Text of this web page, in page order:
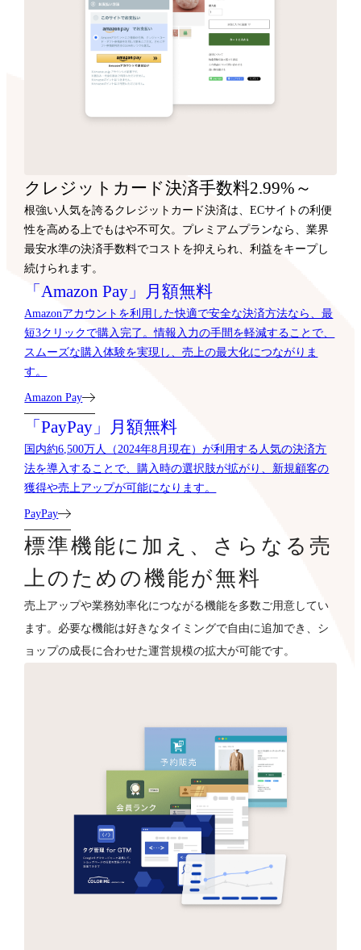
クレジットカード決済手数料2.99%～
根強い人気を誇るクレジットカード決済は、ECサイトの利便
性を高める上でもはや不可欠。プレミアムプランなら、業界
最安水準の決済手数料でコストを抑えられ、利益をキープし
続けられます。
「Amazon Pay」月額無料
Amazonアカウントを利用した快適で安全な決済方法なら、最
短3クリックで購入完了。情報入力の手間を軽減することで、
スムーズな購入体験を実現し、売上の最大化につながりま
す。
Amazon Pay
「PayPay」月額無料
国内約6,500万人（2024年8月現在）が利用する人気の決済方
法を導入することで、購入時の選択肢が拡がり、新規顧客の
獲得や売上アップが可能になります。
PayPay
標準機能に加え、さらなる売
上のための機能が無料
売上アップや業務効率化につながる機能を多数ご用意してい
ます。必要な機能は好きなタイミングで自由に追加でき、シ
ョップの成長に合わせた運営規模の拡大が可能です。